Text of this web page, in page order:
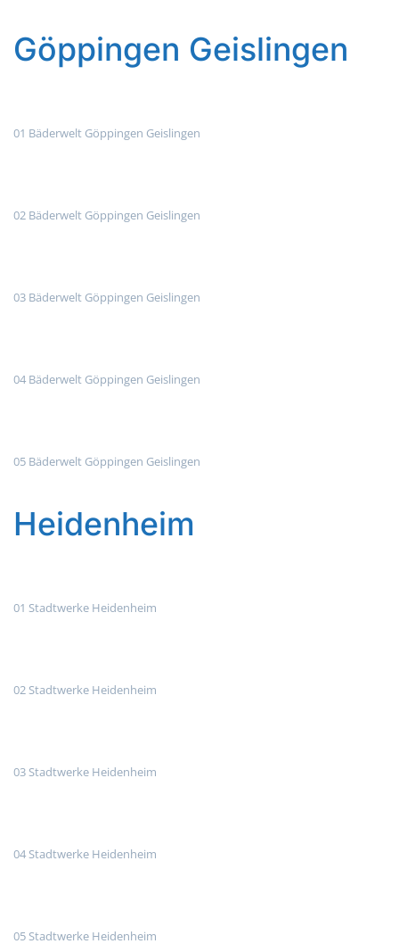
Göppingen Geislingen
01 Bäderwelt Göppingen Geislingen
02 Bäderwelt Göppingen Geislingen
03 Bäderwelt Göppingen Geislingen
04 Bäderwelt Göppingen Geislingen
05 Bäderwelt Göppingen Geislingen
Heidenheim
01 Stadtwerke Heidenheim
02 Stadtwerke Heidenheim
03 Stadtwerke Heidenheim
04 Stadtwerke Heidenheim
05 Stadtwerke Heidenheim